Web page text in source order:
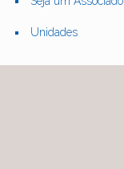
Unidades